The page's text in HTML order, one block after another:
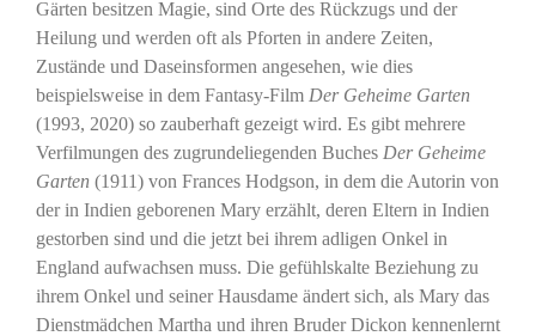
Gärten besitzen Magie, sind Orte des Rückzugs und der
Heilung und werden oft als Pforten in andere Zeiten,
Zustände und Daseinsformen angesehen, wie dies
beispielsweise in dem Fantasy-Film Der Geheime Garten
(1993, 2020) so zauberhaft gezeigt wird. Es gibt mehrere
Verfilmungen des zugrundeliegenden Buches Der Geheime
Garten (1911) von Frances Hodgson, in dem die Autorin von
der in Indien geborenen Mary erzählt, deren Eltern in Indien
gestorben sind und die jetzt bei ihrem adligen Onkel in
England aufwachsen muss. Die gefühlskalte Beziehung zu
ihrem Onkel und seiner Hausdame ändert sich, als Mary das
Dienstmädchen Martha und ihren Bruder Dickon kennenlernt